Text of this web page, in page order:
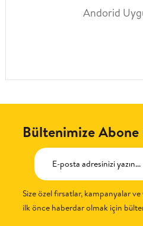
Andorid
Bültenimize
Size özel fırsatlar, kampanyalar
ilk önce haberdar olmak için